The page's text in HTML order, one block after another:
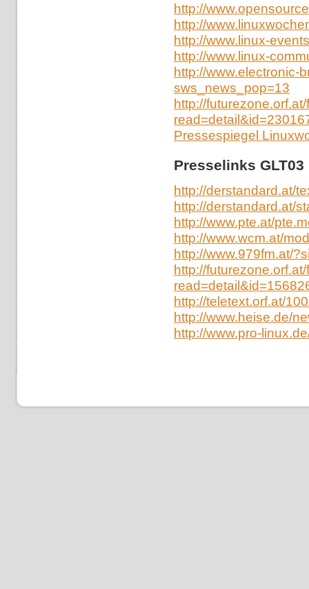
http://
http://
http://www.linux-
http://www.linux-
http://www.electronic-
sws_news_pop=13
http://
Pressespiegel
Presselinks GLT03
http://derstandard.at/
http://derstandard.at/
http://www.pte.at/
http://www.wcm.at/
http://www.979fm.at/
http://
http://teletext.orf.at/
http://www.heise.de/
http://www.pro-